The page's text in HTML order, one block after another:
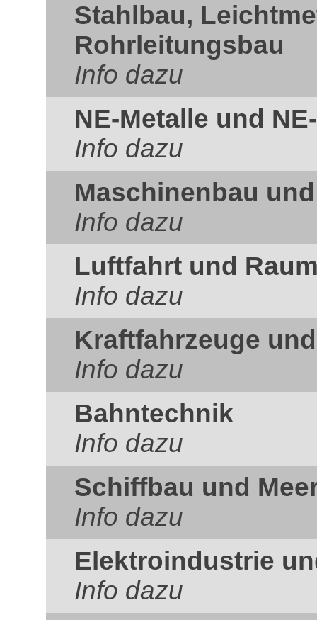
Stahlbau,
Rohrleitungsbau
Info dazu
NE-Metalle und
Info dazu
Maschinenbau
Info dazu
Luftfahrt und
Info dazu
Kraftfahrzeuge
Info dazu
Bahntechnik
Info dazu
Schiffbau und
Info dazu
Elektroindustrie
Info dazu